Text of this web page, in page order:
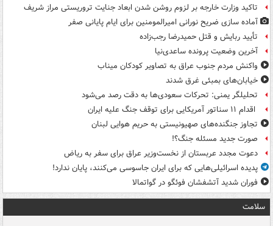
تاکید وزارت خارجه بر لزوم روشن شدن ابعاد جنایت تروریستی مراز شریف
آماده سازی ضریح نورانی امیرالمومنین برای ایام پایانی صفر
تأیید ربایش و قتل حمیدرضا رجب‌زاده
آخرین وضعیت پرونده ساعدی‌نیا
واکنش مردم جنوب عراق به تصاویر کودکان میناب
خیابان‌های بمبئی غرق شدند
تحلیلگر یمنی: تحرکات سعودی‌ها به دقت رصد می‌شود
اقدام ۱۱ سناتور آمریکایی برای توقف جنگ علیه ایران
تجاوز جنگنده‌های صهیونیستی به حریم هوایی لبنان
صورت جدید مسئله جنگ؟!
دعوت مجدد عربستان از نخست‌وزیر عراق برای سفر به ریاض
پدیده اسرائیلی‌هایی که برای ایران جاسوسی می‌کنند، پایان ندارد!
فوران شدید آتشفشان فوئگو در گواتمالا
سلامت